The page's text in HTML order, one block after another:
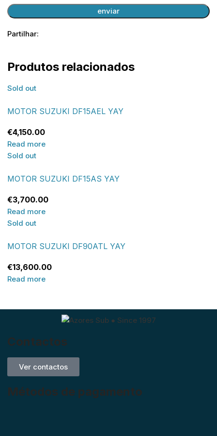
Partilhar:
Produtos relacionados
Sold out
MOTOR SUZUKI DF15AEL YAY
€4,150.00
Read more
Sold out
MOTOR SUZUKI DF15AS YAY
€3,700.00
Read more
Sold out
MOTOR SUZUKI DF90ATL YAY
€13,600.00
Read more
Contactos
Ver contactos
Métodos de pagamento